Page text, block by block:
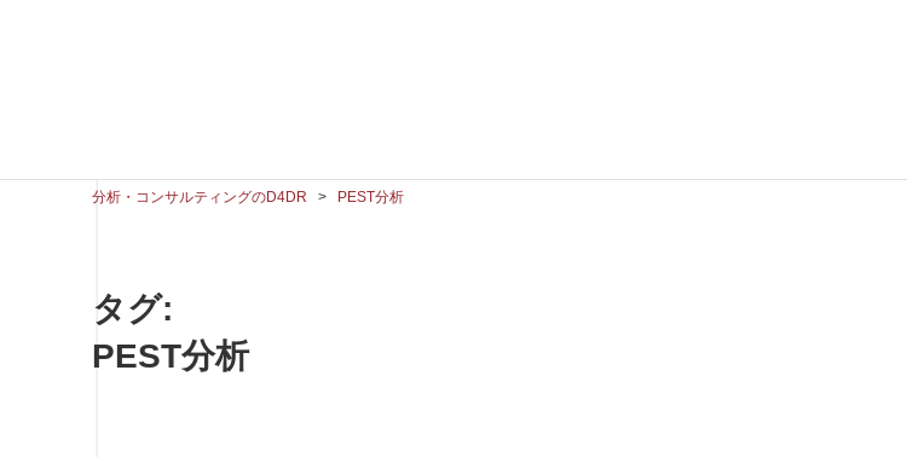
分析・コンサルティングのD4DR > PEST分析
タグ:
PEST分析